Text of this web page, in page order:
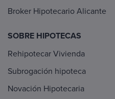
Broker Hipotecario Alicante
SOBRE HIPOTECAS
Rehipotecar Vivienda
Subrogación hipoteca
Novación Hipotecaria